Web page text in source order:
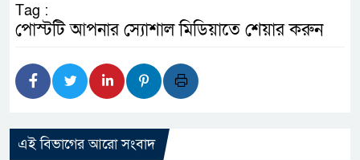
Tag :
পোস্টটি আপনার স্যোশাল মিডিয়াতে শেয়ার করুন
এই বিভাগের আরো সংবাদ